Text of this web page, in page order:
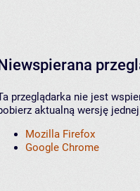
przeglądarka nie jest
aktualną wersję
Mozilla Firefox
Google Chrome